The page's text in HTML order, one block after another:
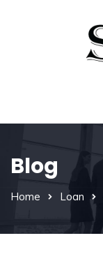
Blog
Home Loan